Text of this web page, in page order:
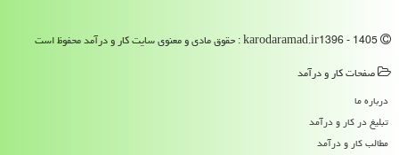
صفحات كار و درآمد
درباره ما
تبلیغ در كار و درآمد
مطالب كار و درآمد